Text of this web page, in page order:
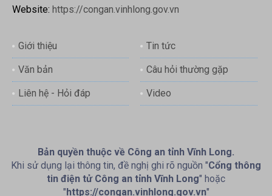
Website: https://congan.vinhlong.gov.vn
Giới thiệu Tin tức
Văn bản Câu hỏi thường gặp
Liên hệ - Hỏi đáp Video
Bản quyền thuộc về Công an tỉnh Vĩnh Long.
Khi sử dụng lại thông tin, đề nghị ghi rõ nguồn "Cổng thông
tin điện tử Công an tỉnh Vĩnh Long" hoặc
"https://congan.vinhlong.gov.vn"